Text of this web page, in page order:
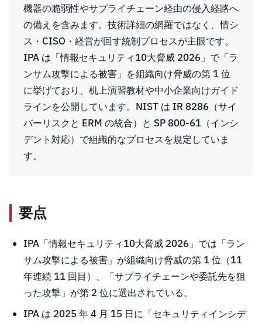
機器の脆弱性やサプライチェーン経由の侵入経路へ
の備えを含みます。技術詳細の網羅ではなく、情シ
ス・CISO・経営が回す統制プロセスが主眼です。
IPA は「情報セキュリティ10大脅威 2026」で「ラ
ンサム攻撃による被害」を組織向け脅威の第 1 位
に挙げており、机上演習教材や中小企業向けガイド
ラインを公開しています。NIST は IR 8286（サイ
バーリスクと ERM の統合）と SP 800-61（インシ
デント対応）で組織的なプロセスを規定していま
す。
要点
IPA「情報セキュリティ10大脅威 2026」では「ラン
サム攻撃による被害」が組織向け脅威の第 1 位（11
年連続 11 回目）、「サプライチェーンや委託先を狙
った攻撃」が第 2 位に選出されている。
IPA は 2025 年 4 月 15 日に「セキュリティインシデ